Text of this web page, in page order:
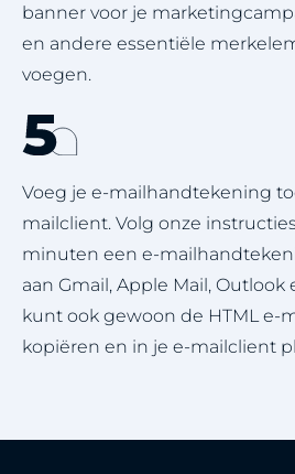
banner voor je
en andere essentiële
voegen.
Voeg je e-mailhandtekening
mailclient. Volg onze
minuten een e-
aan Gmail, Apple Mail,
kunt ook gewoon de HTML e-
kopiëren en in je e-mailclient